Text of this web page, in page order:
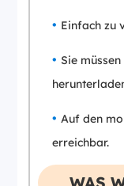
Einfach zu
Sie
Auf den
erreichbar.